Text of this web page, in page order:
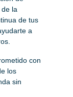
la
de tus
a
con
los
sin